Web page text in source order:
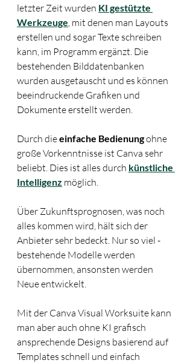
letzter Zeit wurden KI gestützte
Werkzeuge, mit denen man Layouts
erstellen und sogar Texte schreiben
kann, im Programm ergänzt. Die
bestehenden Bilddatenbanken
wurden ausgetauscht und es können
beeindruckende Grafiken und
Dokumente erstellt werden.
Durch die einfache Bedienung ohne
große Vorkenntnisse ist Canva sehr
beliebt. Dies ist alles durch künstliche
Intelligenz möglich.
Über Zukunftsprognosen, was noch
alles kommen wird, hält sich der
Anbieter sehr bedeckt. Nur so viel -
bestehende Modelle werden
übernommen, ansonsten werden
Neue entwickelt.
Mit der Canva Visual Worksuite kann
man aber auch ohne KI grafisch
ansprechende Designs basierend auf
Templates schnell und einfach